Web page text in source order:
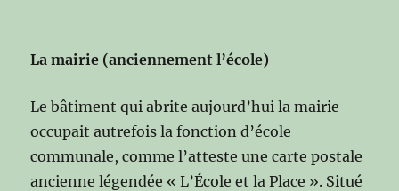
La mairie (anciennement l’école)
Le bâtiment qui abrite aujourd’hui la mairie
occupait autrefois la fonction d’école
communale, comme l’atteste une carte postale
ancienne légendée « L’École et la Place ». Situé